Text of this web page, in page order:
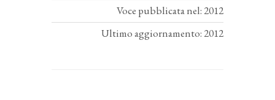
Voce pubblicata nel: 2012
Ultimo aggiornamento: 2012